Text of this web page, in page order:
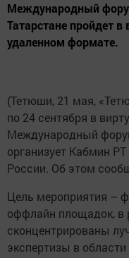
Международный
Татарстане пройдет
удаленном формате.
(Тетюши, 21 мая,
по 24 сентября в
Международный
организует Кабмин
России. Об этом
Цель мероприятия –
оффлайн площадок, в
сконцентрированы
экспертизы в